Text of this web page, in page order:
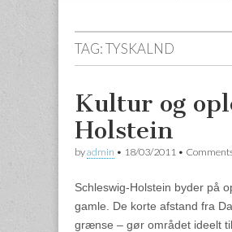
TAG:TYSKALND
Kultur og
Holstein
byadmin • 18/03/2011 •
Schleswig-Holstein byder på
gamle. De korte afstand fra
grænse – gør området ideelt